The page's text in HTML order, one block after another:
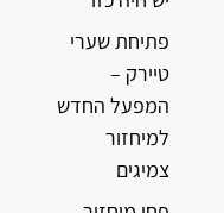
פתיחת שערי
טיירק –
המפעל החדש
למיחזור
צמיגים